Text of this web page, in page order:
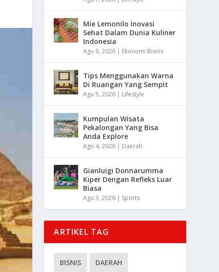
Mie Lemonilo Inovasi
Sehat Dalam Dunia Kuliner
Indonesia
Agu 6, 2026 | Ekonomi Bisnis
Tips Menggunakan Warna
Di Ruangan Yang Sempit
Agu 5, 2026 | Lifestyle
Kumpulan Wisata
Pekalongan Yang Bisa
Anda Explore
Agu 4, 2026 | Daerah
Gianluigi Donnarumma
Kiper Dengan Refleks Luar
Biasa
Agu 3, 2026 | Sports
ARTIKEL TAG
BISNIS DAERAH